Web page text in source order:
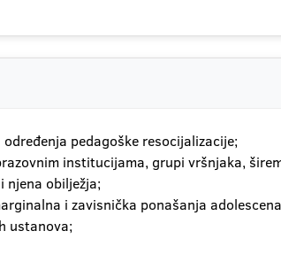
pedagoške resocijalizacije;
institucijama, grupi vršnjaka,
njena obilježja;
i zavisnička ponašanja
ustanova;